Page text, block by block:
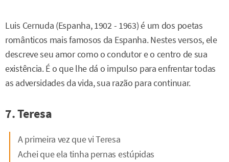
Luis Cernuda (Espanha, 1902 - 1963) é um dos poetas
românticos mais famosos da Espanha. Nestes versos, ele
descreve seu amor como o condutor e o centro de sua
existência. É o que lhe dá o impulso para enfrentar todas
as adversidades da vida, sua razão para continuar.
7. Teresa
A primeira vez que vi Teresa
Achei que ela tinha pernas estúpidas